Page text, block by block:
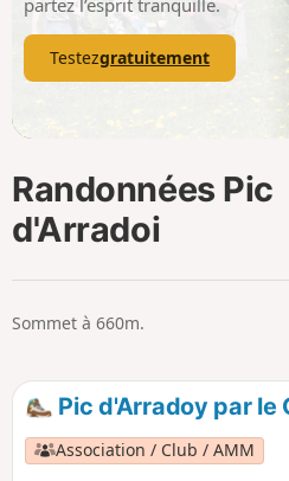
partez l’esprit tranquille.
Testezgratuitement
Randonnées Pic
d'Arradoi
Sommet à 660m.
Pic d'Arradoy par le
Association / Club / AMM